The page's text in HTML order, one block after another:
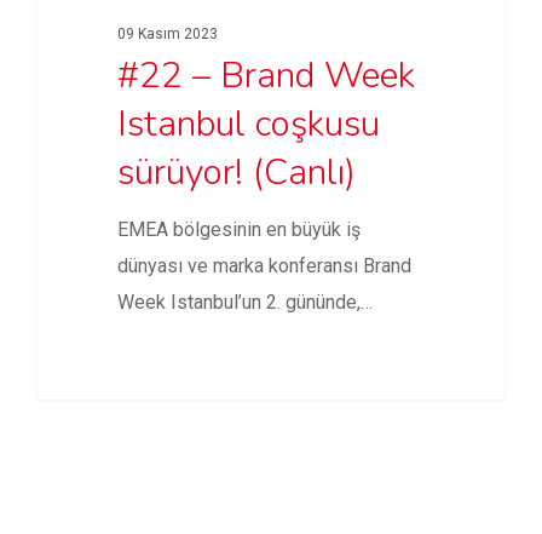
09 Kasım 2023
#22 – Brand Week
Istanbul coşkusu
sürüyor! (Canlı)
EMEA bölgesinin en büyük iş
dünyası ve marka konferansı Brand
Week Istanbul’un 2. gününde,